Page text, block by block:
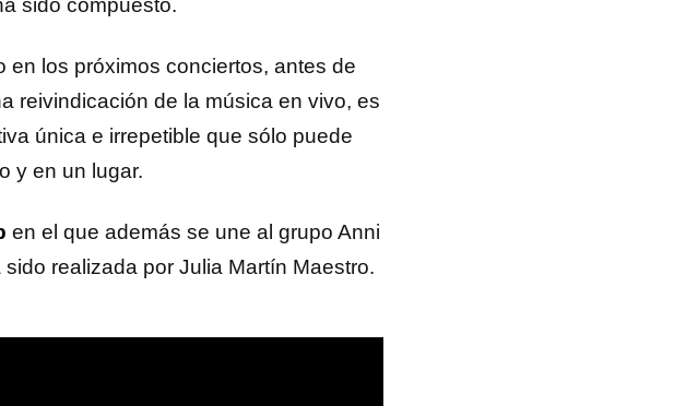
sido compuesto.
en los próximos conciertos, antes de
reivindicación de la música en vivo, es
única e irrepetible que sólo puede
y en un lugar.
en el que además se une al grupo Anni
realizada por Julia Martín Maestro.